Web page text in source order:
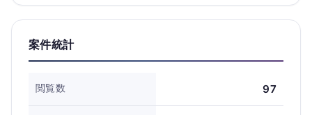
案件統計
閲覧数 97